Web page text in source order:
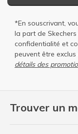
Trouver un
*En souscrivant,
la part de
confidentialité et
peuvent être
détails des